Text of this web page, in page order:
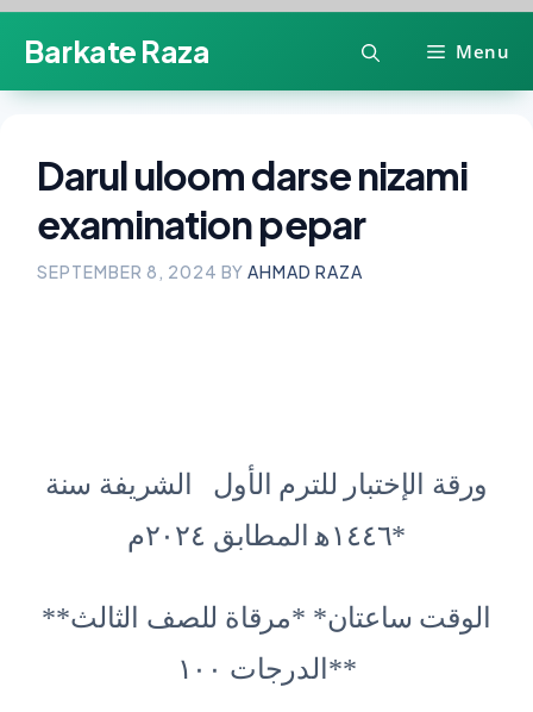
content
Barkate Raza Menu
Darul uloom darse nizami
examination pepar
SEPTEMBER 8, 2024 BY AHMAD RAZA
ورقة الإختبار للترم الأول الشريفة سنة
١٤٤٦ه‍ المطابق ٢٠٢٤م*
*الوقت ساعتان* *مرقاة للصف الثالث*
*الدرجات ١٠٠*